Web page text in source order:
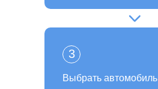
Выбрать автомобиль
3